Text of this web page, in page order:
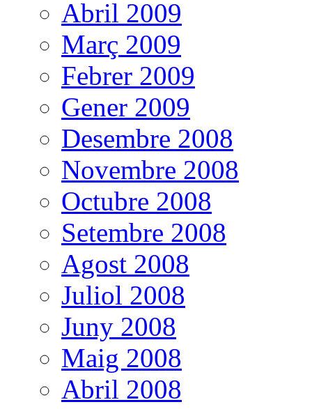
Abril 2009
Març 2009
Febrer 2009
Gener 2009
Desembre 2008
Novembre 2008
Octubre 2008
Setembre 2008
Agost 2008
Juliol 2008
Juny 2008
Maig 2008
Abril 2008